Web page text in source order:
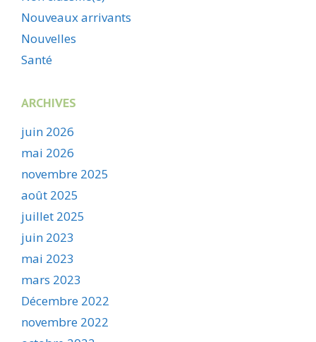
Nouveaux arrivants
Nouvelles
Santé
ARCHIVES
juin 2026
mai 2026
novembre 2025
août 2025
juillet 2025
juin 2023
mai 2023
mars 2023
Décembre 2022
novembre 2022